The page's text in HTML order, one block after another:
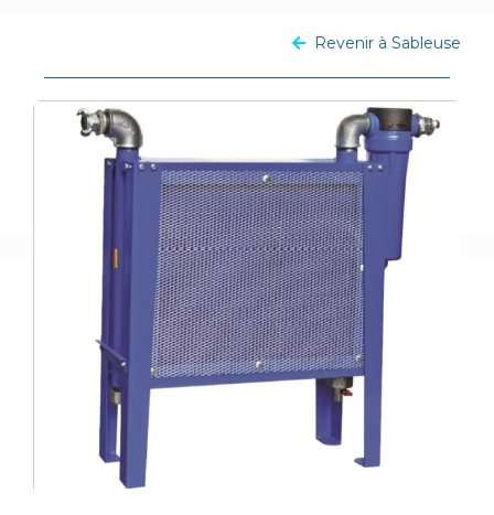
Revenir à Sableuse